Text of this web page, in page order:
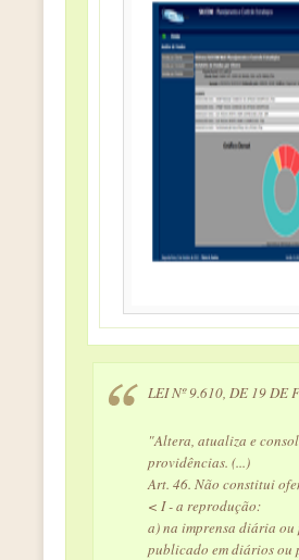
LEI Nº 9.610, DE 19 DE
"Altera, atualiza e
providências. (...)
Art. 46. Não constitui
< I - a reprodução:
a) na imprensa diária
publicado em diários ou